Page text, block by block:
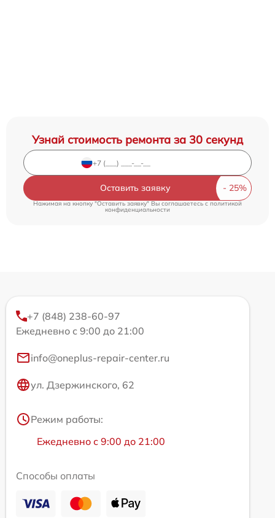
Узнай стоимость ремонта за 30 секунд
Оставить заявку
Нажимая на кнопку "Оставить заявку" Вы соглашаетесь c политикой
конфиденциальности
+7 (848) 238-60-97
Ежедневно с 9:00 до 21:00
info@oneplus-repair-center.ru
ул. Дзержинского, 62
Режим работы:
Ежедневно с 9:00 до 21:00
Способы оплаты